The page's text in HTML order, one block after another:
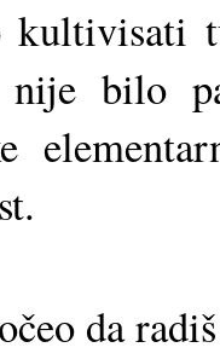
kultivisati
bilo
da